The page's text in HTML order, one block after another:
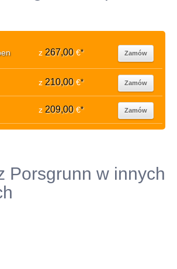
z 267,00€* Zamów
z 210,00€* Zamów
z 209,00€* Zamów
Porsgrunn w innych